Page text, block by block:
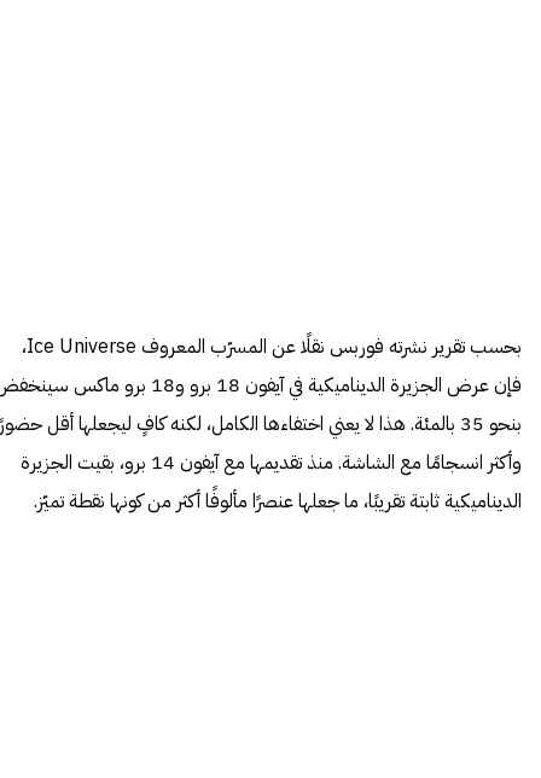
بحسب تقرير نشرته فوربس نقلًا عن المسرّب المعروف Ice Universe،
فإن عرض الجزيرة الديناميكية في آيفون 18 برو و18 برو ماكس
بنحو 35 بالمئة. هذا لا يعني اختفاءها الكامل، لكنه كافٍ ليجعلها أقل
وأكثر انسجامًا مع الشاشة. منذ تقديمها مع آيفون 14 برو، بقيت الجزيرة
الديناميكية ثابتة تقريبًا، ما جعلها عنصرًا مألوفًا أكثر من كونها نقطة تميّز.